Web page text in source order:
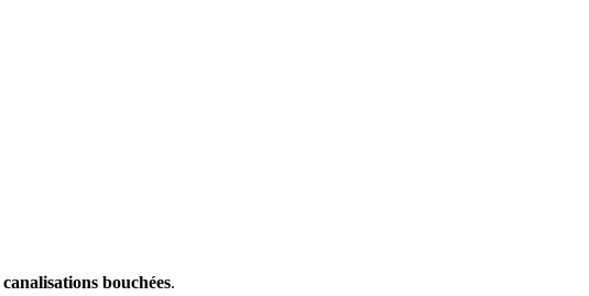
canalisations bouchées.